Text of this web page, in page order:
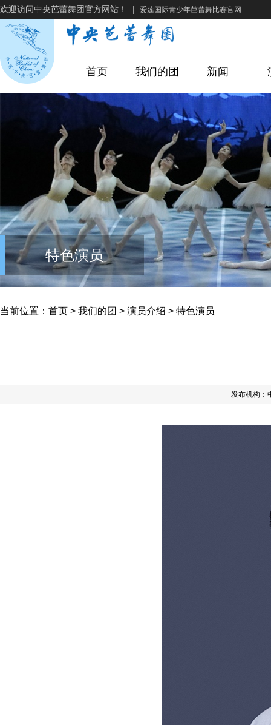
欢迎访问中央芭蕾舞团官方网站！ 爱莲国际青少年芭蕾舞比赛官网
首页 我们的团 新闻
特色演员
当前位置： 首页 > 我们的团 > 演员介绍 > 特色演员
发布机构：